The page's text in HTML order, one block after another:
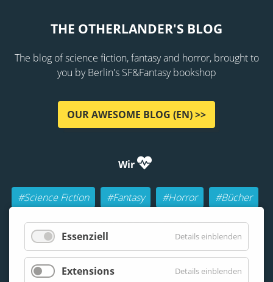
THE OTHERLANDER'S BLOG
The blog of science fiction, fantasy and horror, brought to
you by Berlin's SF&Fantasy bookshop
OUR AWESOME BLOG (EN) >>
Wir
#Science Fiction #Fantasy #Horror
#Bücher
#Autoren
#Buch-Geeks
#Rollenspiele (RPGs)
Essenziell Details einblenden
Extensions Details einblenden